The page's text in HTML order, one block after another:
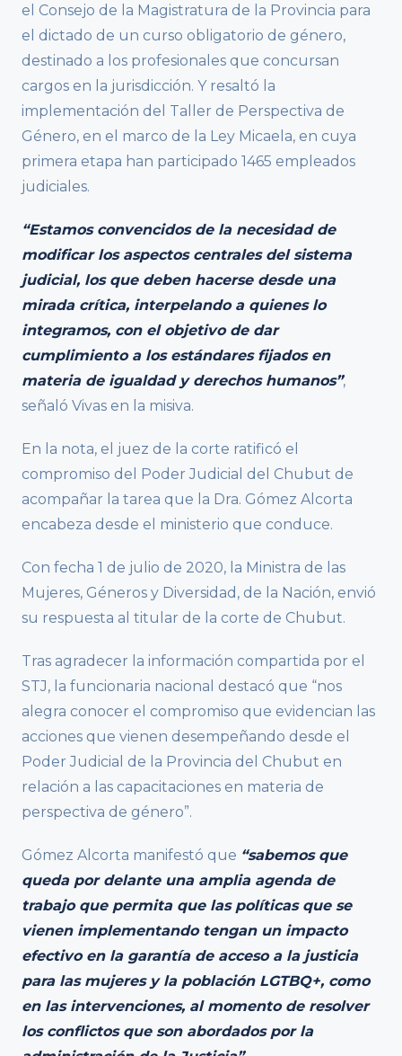
el Consejo de la Magistratura de la Provincia para
el dictado de un curso obligatorio de género,
destinado a los profesionales que concursan
cargos en la jurisdicción. Y resaltó la
implementación del Taller de Perspectiva de
Género, en el marco de la Ley Micaela, en cuya
primera etapa han participado 1465 empleados
judiciales.
“Estamos convencidos de la necesidad de
modificar los aspectos centrales del sistema
judicial, los que deben hacerse desde una
mirada crítica, interpelando a quienes lo
integramos, con el objetivo de dar
cumplimiento a los estándares fijados en
materia de igualdad y derechos humanos”,
señaló Vivas en la misiva.
En la nota, el juez de la corte ratificó el
compromiso del Poder Judicial del Chubut de
acompañar la tarea que la Dra. Gómez Alcorta
encabeza desde el ministerio que conduce.
Con fecha 1 de julio de 2020, la Ministra de las
Mujeres, Géneros y Diversidad, de la Nación, envió
su respuesta al titular de la corte de Chubut.
Tras agradecer la información compartida por el
STJ, la funcionaria nacional destacó que “nos
alegra conocer el compromiso que evidencian las
acciones que vienen desempeñando desde el
Poder Judicial de la Provincia del Chubut en
relación a las capacitaciones en materia de
perspectiva de género”.
Gómez Alcorta manifestó que “sabemos que
queda por delante una amplia agenda de
trabajo que permita que las políticas que se
vienen implementando tengan un impacto
efectivo en la garantía de acceso a la justicia
para las mujeres y la población LGTBQ+, como
en las intervenciones, al momento de resolver
los conflictos que son abordados por la